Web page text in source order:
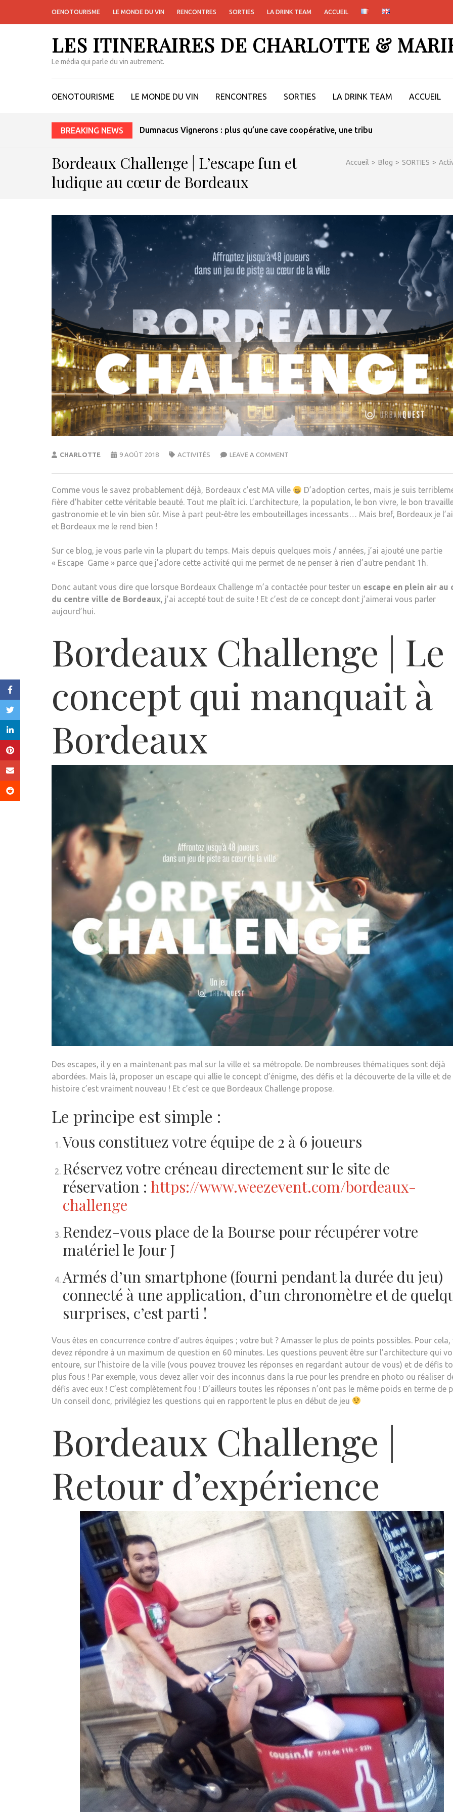
OENOTOURISME LE MONDE DU VIN RENCONTRES SORTIES LA DRINK TEAM ACCUEIL
LES ITINERAIRES DE CHARLOTTE &
Le média qui parle du vin autrement.
OENOTOURISME LE MONDE DU VIN RENCONTRES SORTIES LA DRINK TEAM ACCUEIL
BREAKING NEWS Dumnacus Vignerons : plus qu’une cave coopérative, une tribu
Accueil > Blog > SORTIES >
Bordeaux Challenge | L’escape fun et
ludique au cœur de Bordeaux
CHARLOTTE 9 AOÛT 2018 ACTIVITÉS LEAVE A COMMENT
Comme vous le savez probablement déjà, Bordeaux c’est MA ville
D’adoption certes, mais je suis
fière d’habiter cette véritable beauté. Tout me plaît ici. L’architecture, la population, le bon vivre, le bon
gastronomie et le vin bien sûr. Mise à part peut-être les embouteillages incessants… Mais bref, Bordeaux je
et Bordeaux me le rend bien !
Sur ce blog, je vous parle vin la plupart du temps. Mais depuis quelques mois / années, j’ai ajouté une partie
« Escape Game » parce que j’adore cette activité qui me permet de ne penser à rien d’autre pendant 1h.
Donc autant vous dire que lorsque Bordeaux Challenge m’a contactée pour tester un escape en plein air au
du centre ville de Bordeaux, j’ai accepté tout de suite ! Et c’est de ce concept dont j’aimerai vous parler
aujourd’hui.
Bordeaux Challenge | Le
concept qui manquait à
Bordeaux
Des escapes, il y en a maintenant pas mal sur la ville et sa métropole. De nombreuses thématiques sont déjà
abordées. Mais là, proposer un escape qui allie le concept d’énigme, des défis et la découverte de la ville et
histoire c’est vraiment nouveau ! Et c’est ce que Bordeaux Challenge propose.
Le principe est simple :
Vous constituez votre équipe de 2 à 6 joueurs
Réservez votre créneau directement sur le site de
réservation : https://www.weezevent.com/bordeaux-
challenge
Rendez-vous place de la Bourse pour récupérer votre
matériel le Jour J
Armés d’un smartphone (fourni pendant la durée du jeu)
connecté à une application, d’un chronomètre et de
surprises, c’est parti !
Vous êtes en concurrence contre d’autres équipes ; votre but ? Amasser le plus de points possibles. Pour cela,
devez répondre à un maximum de question en 60 minutes. Les questions peuvent être sur l’architecture qui
entoure, sur l’histoire de la ville (vous pouvez trouvez les réponses en regardant autour de vous) et de défis
plus fous ! Par exemple, vous devez aller voir des inconnus dans la rue pour les prendre en photo ou réaliser
défis avec eux ! C’est complètement fou ! D’ailleurs toutes les réponses n’ont pas le même poids en terme de
Un conseil donc, privilégiez les questions qui en rapportent le plus en début de jeu
Bordeaux Challenge |
Retour d’expérience